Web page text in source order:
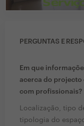
PERGUNTAS E
Em que
acerca do projecto
com profissionais?
Localização, tipo
tipologia do